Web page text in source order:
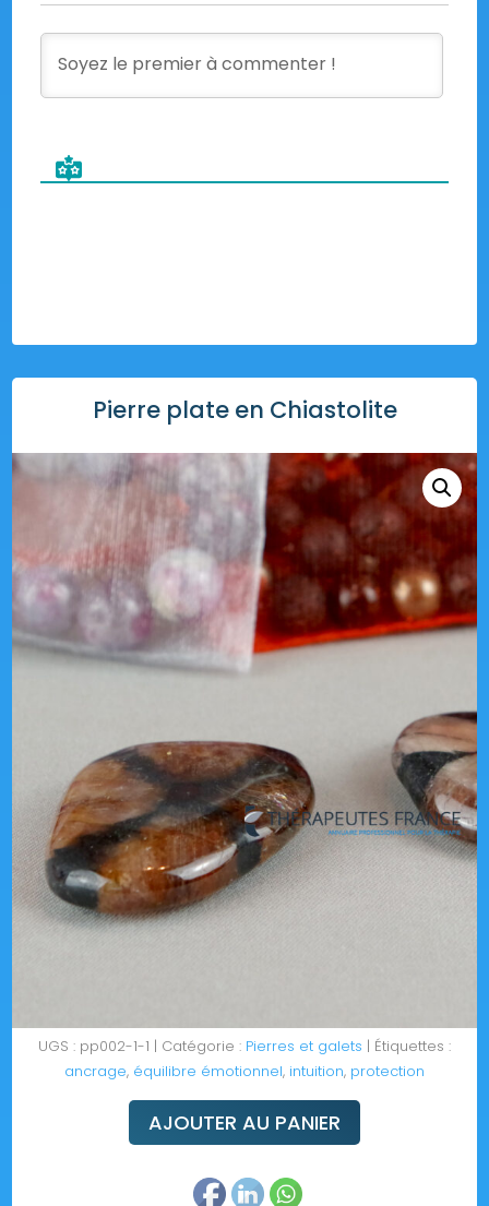
Pierre plate en Chiastolite
UGS : pp002-1-1 Catégorie : Pierres et galets
Étiquettes :
ancrage, équilibre émotionnel, intuition, protection
AJOUTER AU PANIER